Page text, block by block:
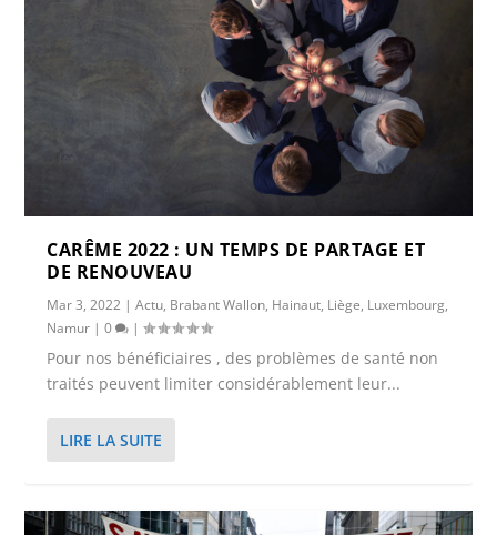
CARÊME 2022 : UN TEMPS DE PARTAGE ET
DE RENOUVEAU
Mar 3, 2022 |Actu, Brabant Wallon, Hainaut, Liège, Luxembourg,
Namur |0 |
Pour nos bénéficiaires , des problèmes de santé non
traités peuvent limiter considérablement leur...
LIRE LA SUITE